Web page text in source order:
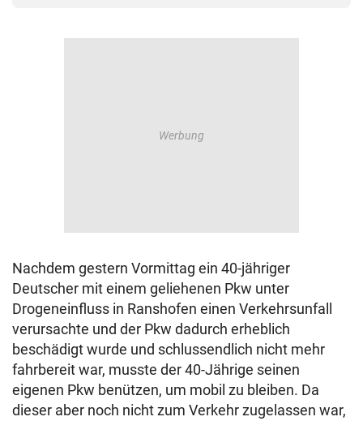
Nachdem gestern Vormittag ein 40-jähriger
Deutscher mit einem geliehenen Pkw unter
Drogeneinfluss in Ranshofen einen Verkehrsunfall
verursachte und der Pkw dadurch erheblich
beschädigt wurde und schlussendlich nicht mehr
fahrbereit war, musste der 40-Jährige seinen
eigenen Pkw benützen, um mobil zu bleiben. Da
dieser aber noch nicht zum Verkehr zugelassen war,